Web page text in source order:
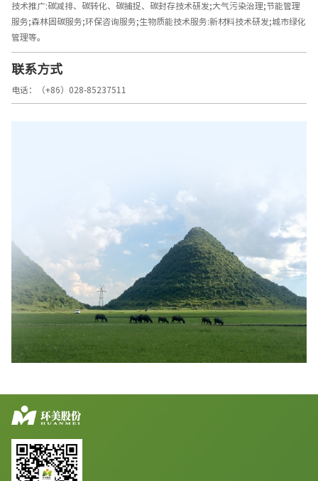
技术推广:碳减排、碳转化、碳捕捉、碳封存技术研发;大气污染治理;节能管理
服务;森林固碳服务;环保咨询服务;生物质能技术服务:新材料技术研发;城市绿化
管理等。
联系方式
电话：（+86）028-85237511